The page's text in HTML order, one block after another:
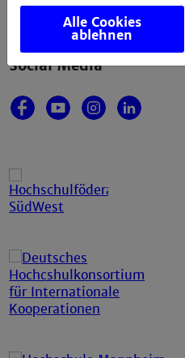
info@th-mannheim.de
Social Media
Alle Cookies
ablehnen